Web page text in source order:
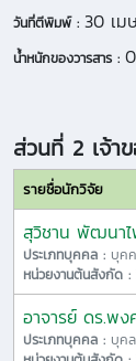
วันที่ตีพิมพ์ : 30 เม
น้ำหนักของวารสาร :
ส่วนที่ 2 เจ้า
รายชื่อนักวิจัย
สุวิชาน พัฒนา
ประเภทบุคคล : บุค
หน่วยงานต้นสังกัด :
อาจารย์ ดร.พ
ประเภทบุคคล : บุค